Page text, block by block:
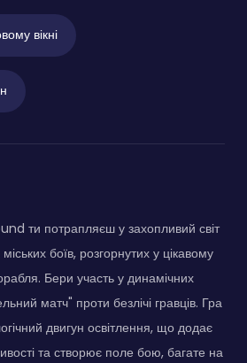
вікні
ти потрапляєш у захопливий світ
боїв, розгорнутих у цікавому
Бери участь у динамічних
матч" проти безлічі гравців. Гра
двигун освітлення, що додає
та створює поле бою, багате на